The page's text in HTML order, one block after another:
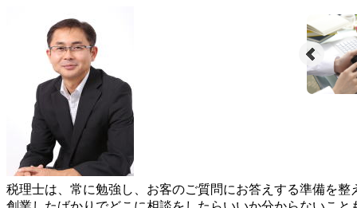
税理士は、常に勉強し、お客のご質問にお答えする準備を整